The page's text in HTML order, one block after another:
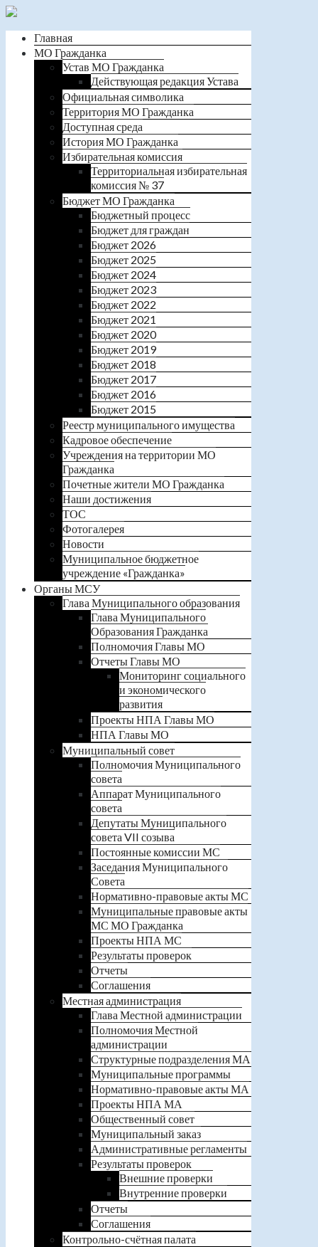
Главная
МО Гражданка
Устав МО Гражданка
Действующая редакция Устава
Официальная символика
Территория МО Гражданка
Доступная среда
История МО Гражданка
Избирательная комиссия
Территориальная избирательная
комиссия № 37
Бюджет МО Гражданка
Бюджетный процесс
Бюджет для граждан
Бюджет 2026
Бюджет 2025
Бюджет 2024
Бюджет 2023
Бюджет 2022
Бюджет 2021
Бюджет 2020
Бюджет 2019
Бюджет 2018
Бюджет 2017
Бюджет 2016
Бюджет 2015
Реестр муниципального имущества
Кадровое обеспечение
Учреждения на территории МО
Гражданка
Почетные жители МО Гражданка
Наши достижения
ТОС
Фотогалерея
Новости
Муниципальное бюджетное
учреждение «Гражданка»
Органы МСУ
Глава Муниципального образования
Глава Муниципального
Образования Гражданка
Полномочия Главы МО
Отчеты Главы МО
Мониторинг социального
и экономического
развития
Проекты НПА Главы МО
НПА Главы МО
Муниципальный совет
Полномочия Муниципального
совета
Аппарат Муниципального
совета
Депутаты Муниципального
совета VII созыва
Постоянные комиссии МС
Заседания Муниципального
Совета
Нормативно-правовые акты МС
Муниципальные правовые акты
МС МО Гражданка
Проекты НПА МС
Результаты проверок
Отчеты
Соглашения
Местная администрация
Глава Местной администрации
Полномочия Местной
администрации
Структурные подразделения МА
Муниципальные программы
Нормативно-правовые акты МА
Проекты НПА МА
Общественный совет
Муниципальный заказ
Административные регламенты
Результаты проверок
Внешние проверки
Внутренние проверки
Отчеты
Соглашения
Контрольно-счётная палата